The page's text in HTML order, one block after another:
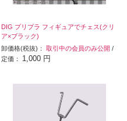
DIG プリプラ フィギュアでチェス(クリ
ア×ブラック)
卸価格(税抜)：取引中の会員のみ公開 /
定価： 1,000 円